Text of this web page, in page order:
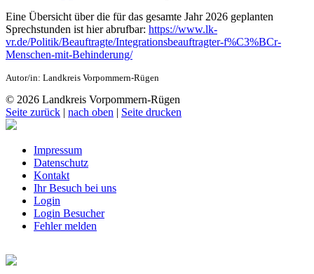
Eine Übersicht über die für das gesamte Jahr 2026 geplanten
Sprechstunden ist hier abrufbar: https://www.lk-
vr.de/Politik/Beauftragte/Integrationsbeauftragter-f%C3%BCr-
Menschen-mit-Behinderung/
Autor/in: Landkreis Vorpommern-Rügen
© 2026 Landkreis Vorpommern-Rügen
Seite zurück | nach oben | Seite drucken
Impressum
Datenschutz
Kontakt
Ihr Besuch bei uns
Login
Login Besucher
Fehler melden